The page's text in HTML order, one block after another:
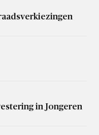
in Jongeren